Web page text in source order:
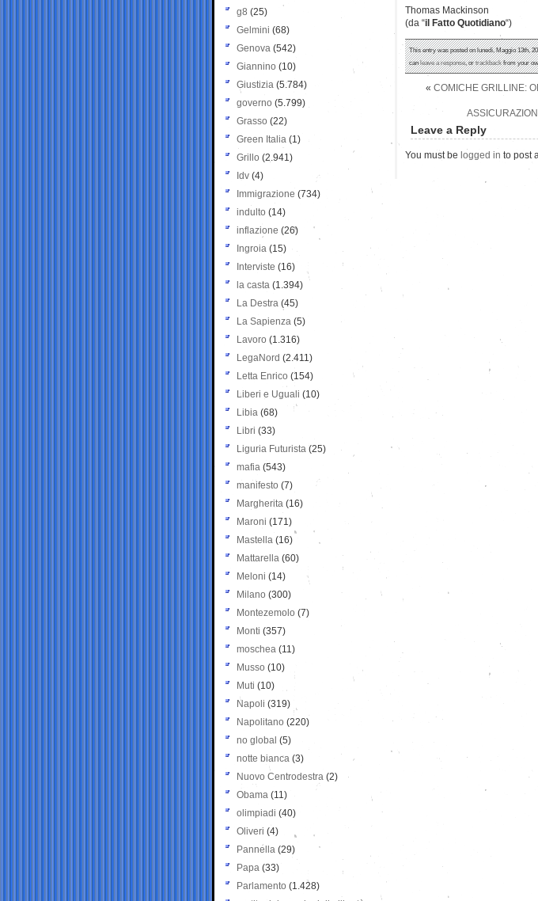
Thomas Mackinson
(da “il Fatto Quotidiano“)
This entry was posted on lunedì, Maggio 13th,
canleave a response, ortrackbackfrom your
« COMICHE GRILLINE:
Leave a Reply
You must be logged in to post
g8 (25)
Gelmini (68)
Genova (542)
Giannino (10)
Giustizia (5.784)
governo (5.799)
Grasso (22)
Green Italia (1)
Grillo (2.941)
Idv (4)
Immigrazione (734)
indulto (14)
inflazione (26)
Ingroia (15)
Interviste (16)
la casta (1.394)
La Destra (45)
La Sapienza (5)
Lavoro (1.316)
LegaNord (2.411)
Letta Enrico (154)
Liberi e Uguali (10)
Libia (68)
Libri (33)
Liguria Futurista (25)
mafia (543)
manifesto (7)
Margherita (16)
Maroni (171)
Mastella (16)
Mattarella (60)
Meloni (14)
Milano (300)
Montezemolo (7)
Monti (357)
moschea (11)
Musso (10)
Muti (10)
Napoli (319)
Napolitano (220)
no global (5)
notte bianca (3)
Nuovo Centrodestra (2)
Obama (11)
olimpiadi (40)
Oliveri (4)
Pannella (29)
Papa (33)
Parlamento (1.428)